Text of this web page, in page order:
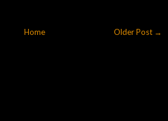
Older Post →
Home